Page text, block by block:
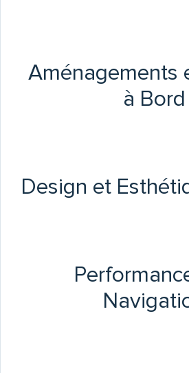
Aménagements
à Bord
Design et